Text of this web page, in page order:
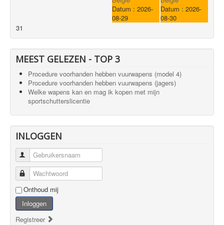
Datum : 2026-
08-29
Datum : 2026-
08-30
31
MEEST GELEZEN - TOP 3
Procedure voorhanden hebben vuurwapens (model 4)
Procedure voorhanden hebben vuurwapens (jagers)
Welke wapens kan en mag ik kopen met mijn
sportschutterslicentie
INLOGGEN
Gebruikersnaam
Wachtwoord
Onthoud mij
Inloggen
Registreer